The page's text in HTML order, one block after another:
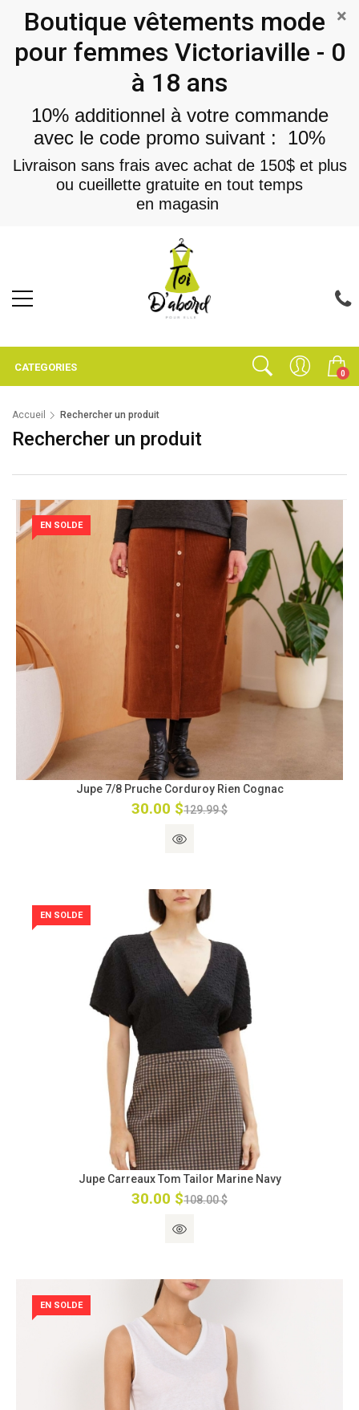
×
Boutique vêtements mode
pour femmes Victoriaville - 0
à 18 ans
10% additionnel à votre commande
avec le code promo suivant : 10%
Livraison sans frais avec achat de 150$ et plus
ou cueillette gratuite en tout temps
en magasin
0
CATEGORIES
Accueil Rechercher un produit
Rechercher un produit
EN SOLDE
Jupe 7/8 Pruche Corduroy Rien Cognac
30.00 $129.99 $
EN SOLDE
Jupe Carreaux Tom Tailor Marine Navy
30.00 $108.00 $
EN SOLDE